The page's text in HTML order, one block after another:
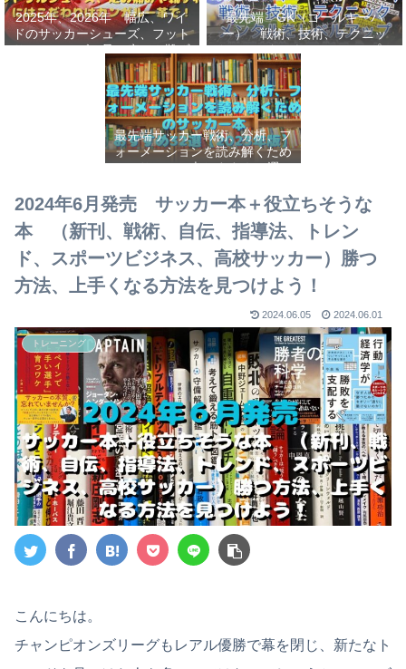
2025年、2026年 幅広、ワイ
ドのサッカーシューズ、フット
サルシューズ、足の痛みや靴ず
れにはこだわりはカンガルー革
で！
最先端 GK（ゴールキーパ
ー） 戦術、技術、テクニッ
ク、メンタルをレベルアップし
世界基準へ 練習メニューなど
選手、指導者おすすめ本 11
選
最先端サッカー戦術、分析、フ
ォーメーションを読み解くため
のサッカー本おすすめ32選
2024年6月発売 サッカー本＋役立ちそうな
本 （新刊、戦術、自伝、指導法、トレン
ド、スポーツビジネス、高校サッカー）勝つ
方法、上手くなる方法を見つけよう！
2024.06.05 2024.06.01
トレーニング
こんにちは。
チャンピオンズリーグもレアル優勝で幕を閉じ、新たなト